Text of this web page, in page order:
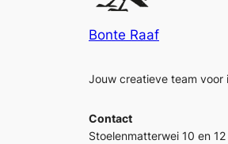
Bonte Raaf
Jouw creatieve team voor
Contact
Stoelenmatterwei 10 en 12